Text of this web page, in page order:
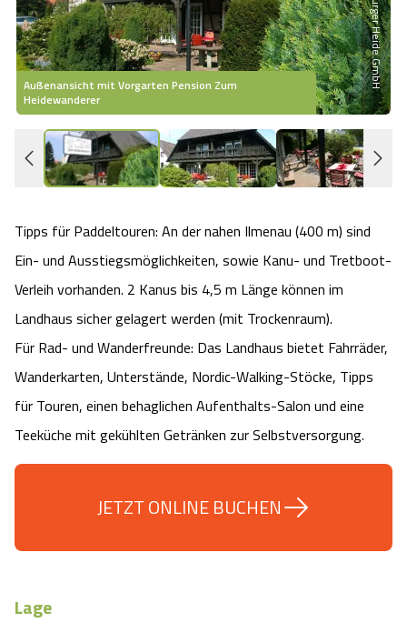
Heideflächen
Freizeitparks
Vital Urlaub
Städte
Ferienwohnungen
Ferienhäuser
Pensionen
Camping
Naturpark Südheide
Naturerlebnis im Frühling
Naturerlebnis im Sommer
Naturerlebnis im Herbst
Naturerlebnis im Winter
Wandern
Fahrrad Urlaub
Reiten
Quad Bahn Bispingen
Kletterparks
Designer Outlet Soltau
Abenteuerlabyrinth
Heide Himmel Baumwipfelpfad
Adventure Schnucken Golf
Serengeti Park
Weltvogelpark Walsrode
Wildpark Lüneburger Heide
Thermen
Vegan, Fasten & Co.
Gesund & Fit
Balance
Wellness-Kurzurlaub
Wellness-Unterkünfte
THERMEplus® Unterkünfte
Veranstaltungen
Die Hansestadt Lüneburg
Sehenswürdigkeiten Lüneburg
Shopping Lüneburg
Kulinarisches Lüneburg
Unterkünfte Lüneburg
Veranstaltungen & Führungen Lüneburg
Die Residenzstadt Celle
Sehenswürdigkeiten Celle
Shopping Celle
Unterkünfte Celle
Hoher Kontrast Modus:
Schriftgröße: A A
Außenansicht mit Vorgarten Pension Zum
Heidewanderer
Tipps für Paddeltouren: An der nahen Ilmenau (400 m) sind
Ein- und Ausstiegsmöglichkeiten, sowie Kanu- und Tretboot-
Verleih vorhanden. 2 Kanus bis 4,5 m Länge können im
Landhaus sicher gelagert werden (mit Trockenraum).
Für Rad- und Wanderfreunde: Das Landhaus bietet Fahrräder,
Wanderkarten, Unterstände, Nordic-Walking-Stöcke, Tipps
für Touren, einen behaglichen Aufenthalts-Salon und eine
Teeküche mit gekühlten Getränken zur Selbstversorgung.
Lage
JETZT ONLINE BUCHEN